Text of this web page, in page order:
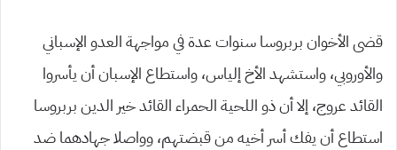
قضى الأخوان بربروسا سنوات عدة في مواجهة العدو الإسباني
والأوروبي، واستشهد الأخ إلياس، واستطاع الإسبان أن يأسروا
القائد عروج، إلا أن ذو اللحية الحمراء القائد خير الدين بربروسا
استطاع أن يفك أسر أخيه من قبضتهم، وواصلا جهادهما ضد